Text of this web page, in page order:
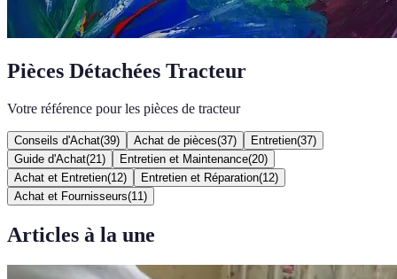
Pièces Détachées Tracteur
Votre référence pour les pièces de tracteur
Conseils d'Achat(39) Achat de pièces(37) Entretien(37)
Guide d'Achat(21 ) Entretien et Maintenance(20)
Achat et Entretien(12) Entretien et Réparation(12)
Achat et Fournisseurs(11 )
Articles à la une